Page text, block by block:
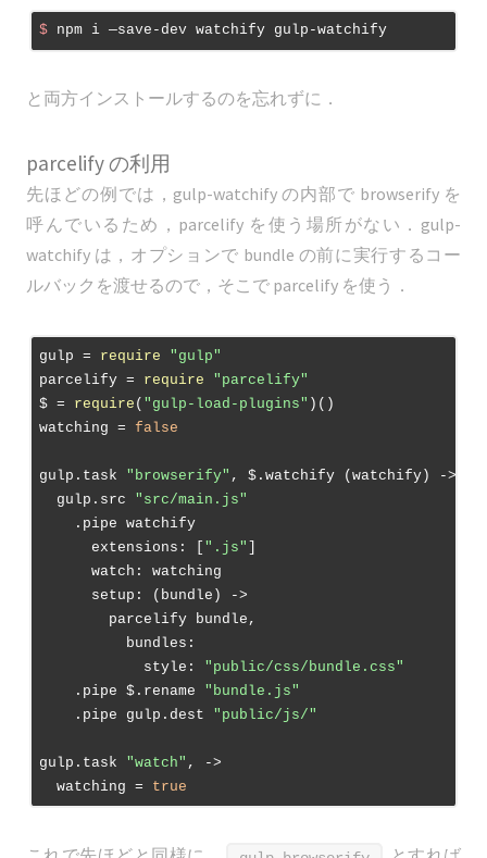
$ npm i —save-dev watchify gulp-watchify
と両方インストールするのを忘れずに．
parcelify の利用
先ほどの例では，gulp-watchify の内部で browserify を
呼んでいるため，parcelify を使う場所がない．gulp-
watchify は，オプションで bundle の前に実行するコー
ルバックを渡せるので，そこで parcelify を使う．
gulp = require
"gulp"
parcelify = require
"parcelify"
$ = require ( "gulp-load-plugins" )()
watching = false
gulp.task "browserify" , $.watchify (watchify) ->
  gulp.src
"src/main.js"
    .pipe watchify
      extensions: [
".js"
      watch: watching
      setup:
(bundle)
->
        parcelify bundle,
          bundles:
            style:
"public/css/bundle.css"
    .pipe $.rename
"bundle.js"
    .pipe gulp.dest
"public/js/"
gulp.task "watch" ,
->
  watching =
true